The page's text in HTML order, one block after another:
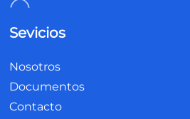
Sevicios
Nosotros
Documentos
Contacto